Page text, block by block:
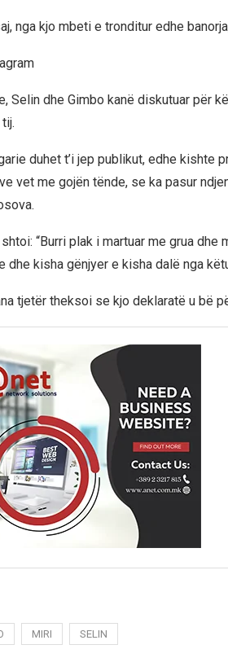
nga kjo mbeti e tronditur edhe
Selin dhe Gimbo kanë diskutuar për
duhet t’i jep publikut, edhe kishte
vet me gojën tënde, se ka pasur
“Burri plak i martuar me grua
dhe kisha gënjyer e kisha dalë nga
tjetër theksoi se kjo deklaratë u bë
MIRI SELIN